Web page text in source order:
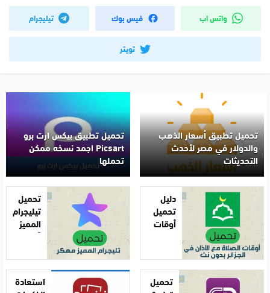
واتس اب فيس بوك تيليجرام
تويتر
تحميل تطبيق أسعار الذهب
والدولار في مصر لأحدث
التحديثات
تحميل تطبيق بيكس ارت برو
Picsart اجمد نسخه ممكن
تحملها
دليل
تحميل
أوقات
الأذان
في
الجزائر
تحميل
تيليجرام
المميز
آخر
2025
تحميل
استعادة